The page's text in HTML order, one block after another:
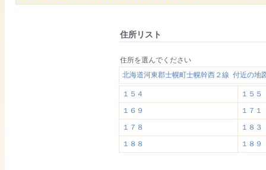
住所リスト
住所を選んでください
北海道河東郡士幌町士幌幹西２線 付近の地
１５４
１５５
１６９
１７１
１７８
１８３
１８８
１８９